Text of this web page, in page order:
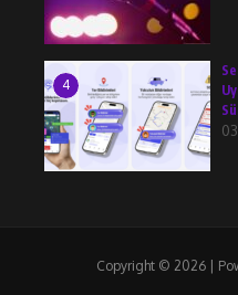
4
Copyright © 2026 |